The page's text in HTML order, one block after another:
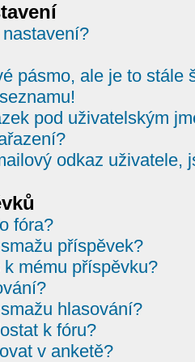
pásmo, ale je to stále
pod uživatelským
odkaz uživatele,
fóra?
příspěvek?
mému příspěvku?
hlasování?
k fóru?
v anketě?